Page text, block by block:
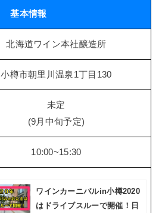
基本情報
北海道ワイン本社醸造所
小樽市朝里川温泉1丁目130
未定
(9月中旬予定)
10:00~15:30
ワインカーニバルin小樽2020
はドライブスルーで開催！日